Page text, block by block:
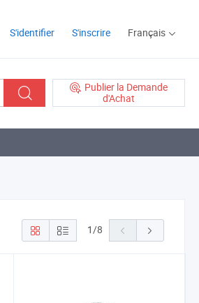
S'identifier S'inscrire Français
Publier la Demande
d'Achat
1/8